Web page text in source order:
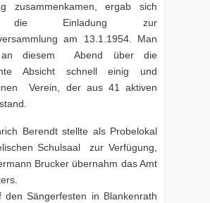
zusammenkamen, ergab sich
die Einladung zur
am 13.1.1954. Man
diesem Abend über die
Absicht schnell einig und
Verein, der aus 41 aktiven
Berendt stellte als Probelokal
Schulsaal zur Verfügung,
Brucker übernahm das Amt
Sängerfesten in Blankenrath